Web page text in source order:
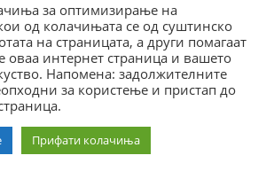
© 2018 - Member of IAB Macedonia
of Clip Media Group / 2017
за оптимизирање на
од колачињата се од суштинско
на страницата, а други помагаат
оваа интернет страница и вашето
Напомена: задолжителните
за користење и пристап до
Прифати колачиња